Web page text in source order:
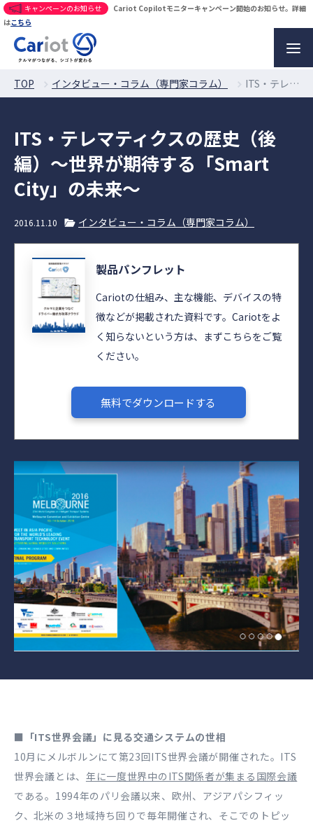
キャンペーンのお知らせ
Cariot Copilotモニターキャンペーン開始のお知らせ。詳細
はこちら
TOP インタビュー・コラム（専門家コラム） ITS・テレマティクスの歴史（後編）〜世界が期待する「Smart City」の未来〜
ITS・テレマティクスの歴史（後
編）〜世界が期待する「Smart
City」の未来〜
2016.11.10 インタビュー・コラム（専門家コラム）
製品パンフレット
Cariotの仕組み、主な機能、デバイスの特
徴などが掲載された資料です。Cariotをよ
く知らないという方は、まずこちらをご覧
ください。
無料でダウンロードする
■「ITS世界会議」に見る交通システムの世相
10月にメルボルンにて第23回ITS世界会議が開催された。ITS
世界会議とは、 年に一度世界中のITS関係者が集まる国際会議
である。1994年のパリ会議以来、欧州、アジアパシフィッ
ク、北米の３地域持ち回りで毎年開催され、そこでのトピッ